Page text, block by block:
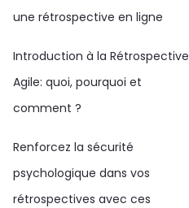
une rétrospective en ligne
Introduction à la Rétrospective
Agile: quoi, pourquoi et
comment ?
Renforcez la sécurité
psychologique dans vos
rétrospectives avec ces